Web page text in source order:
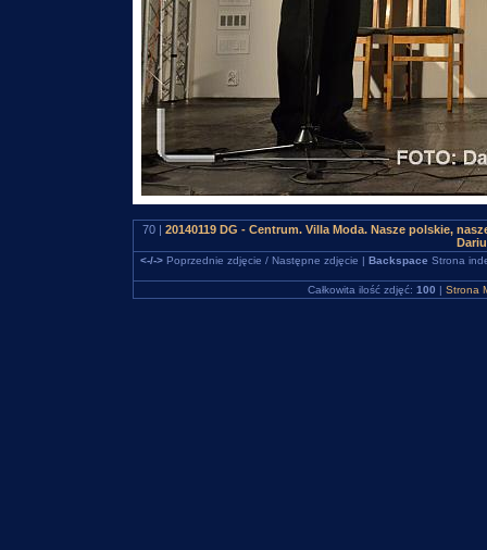
70 | 20140119 DG - Centrum. Villa Moda. Nasze polskie,
<-/->Poprzednie zdjęcie / Następne zdjęcie | Backspace Strona
Całkowita ilość zdjęć: 100 | Strona